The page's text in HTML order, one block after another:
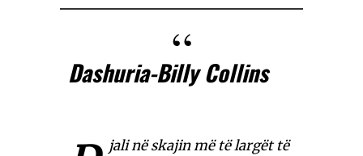
Dashuria-Billy Collins
jali në skajin më të largët të